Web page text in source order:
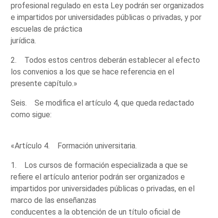
profesional regulado en esta Ley podrán ser organizados
e impartidos por universidades públicas o privadas, y por
escuelas de práctica
jurídica.
2. Todos estos centros deberán establecer al efecto
los convenios a los que se hace referencia en el
presente capítulo.»
Seis. Se modifica el artículo 4, que queda redactado
como sigue:
«Artículo 4. Formación universitaria.
1. Los cursos de formación especializada a que se
refiere el artículo anterior podrán ser organizados e
impartidos por universidades públicas o privadas, en el
marco de las enseñanzas
conducentes a la obtención de un título oficial de